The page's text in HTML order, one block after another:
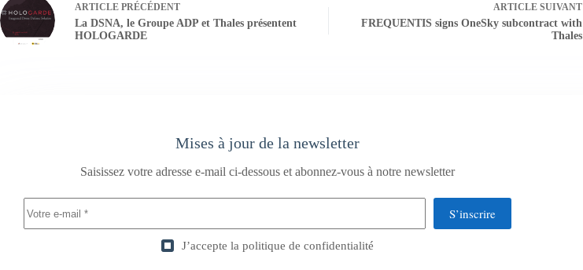
ARTICLE PRÉCÉDENT
La DSNA, le Groupe ADP et Thales présentent
HOLOGARDE
ARTICLESUIVANT
FREQUENTIS signs OneSky subcontract with
Thales
Mises à jour de la newsletter
Saisissez votre adresse e-mail ci-dessous et abonnez-vous à notre newsletter
S’inscrire
J’accepte la politique de confidentialité